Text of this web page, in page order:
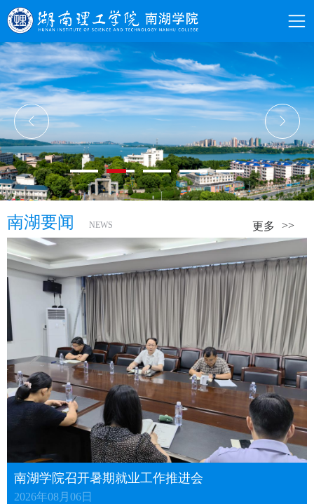
南湖要闻 NEWS 更多
南湖学院召开暑期就业工作推进会
2026年08月06日